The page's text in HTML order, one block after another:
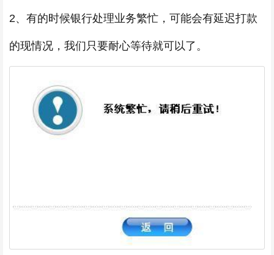
2、有的时候银行处理业务繁忙，可能会有延迟打款
的现情况，我们只要耐心等待就可以了。